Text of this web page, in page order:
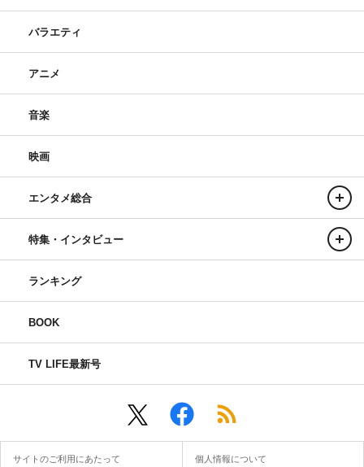
バラエティ
アニメ
音楽
映画
エンタメ総合
特集・インタビュー
ランキング
BOOK
TV LIFE最新号
サイトのご利用にあたって 個人情報について